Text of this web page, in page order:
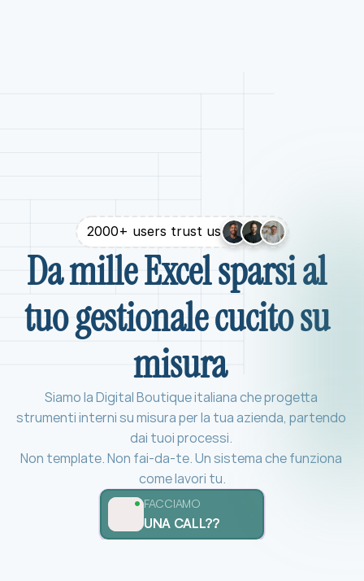
2000+ users trust us
Da mille Excel sparsi al
tuo gestionale cucito su
misura
Siamo la Digital Boutique italiana che progetta
strumenti interni su misura per la tua azienda, partendo
dai tuoi processi.
Non template. Non fai-da-te. Un sistema che funziona
come lavori tu.
FACCIAMO
UNA CALL??